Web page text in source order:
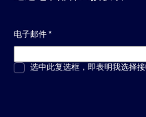
电子邮件*
多选或单选*
选中此复选框，即表明我选择